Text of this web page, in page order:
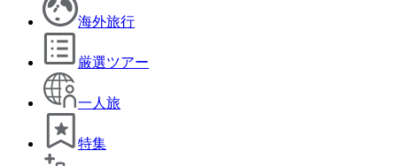
海外旅行
厳選ツアー
一人旅
特集